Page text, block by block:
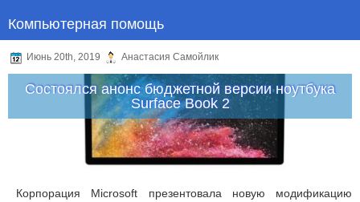
Компьютерная помощь
Июнь 20th, 2019 Анастасия Самойлик
Состоялся анонс бюджетной версии ноутбука
Surface Book 2
Корпорация Microsoft презентовала новую модификацию